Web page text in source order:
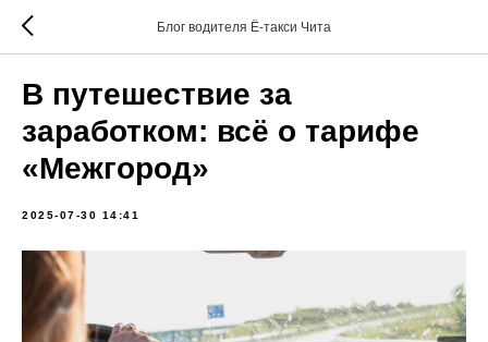
Блог водителя Ё-такси Чита
В путешествие за
заработком: всё о тарифе
«Межгород»
2025-07-30 14:41